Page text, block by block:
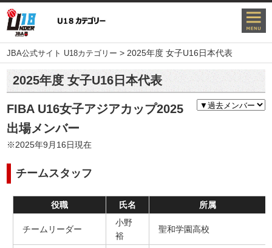
JBA公式サイト U18カテゴリー >2025年度 女子U16日本代表
2025年度 女子U16日本代表
FIBA U16女子アジアカップ2025
出場メンバー
※2025年9月16日現在
チームスタッフ
役職 氏名 所属
チームリーダー
小野
裕
聖和学園高校